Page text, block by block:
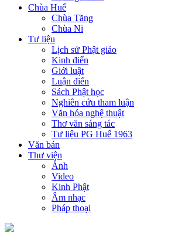
Chùa Huế
Chùa Tăng
Chùa Ni
Tư liệu
Lịch sử Phật giáo
Kinh điển
Giới luật
Luận điển
Sách Phật học
Nghiên cứu tham luận
Văn hóa nghệ thuật
Thơ văn sáng tác
Tư liệu PG Huế 1963
Văn bản
Thư viện
Ảnh
Video
Kinh Phật
Âm nhạc
Pháp thoại